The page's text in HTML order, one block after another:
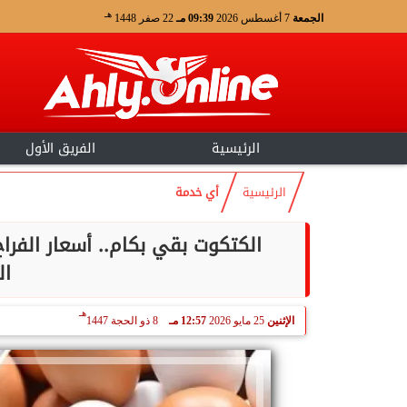
الجمعة 09:39 مـ 22 صفر 1448 هـ
الرئيسية الفريق الأول
الرئيسية أي خدمة
الإثنين 25 مايو 2026 12:57 مـ 8 ذو الحجة 1447
هـ